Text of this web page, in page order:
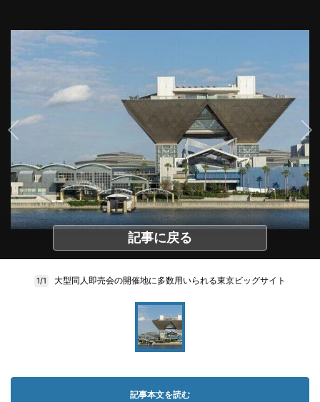
記事に戻る
1/1 大型同人即売会の開催地に多数用いられる東京ビッグサイト
記事本文を読む